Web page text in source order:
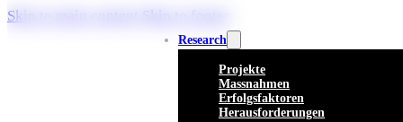
Skip to main content
Research
Projekte
Massnahmen
Erfolgsfaktoren
Herausforderungen